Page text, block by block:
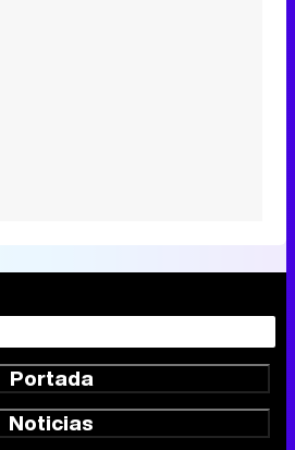
Portada
Noticias